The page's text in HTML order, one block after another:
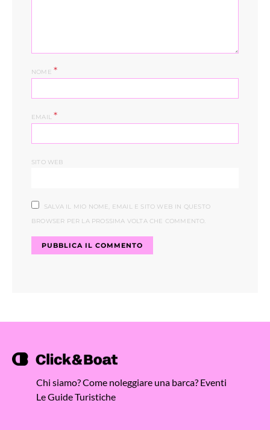
NOME *
EMAIL*
SITO WEB
SALVA IL MIO NOME, EMAIL E SITO WEB IN QUESTO
BROWSER PER LA PROSSIMA VOLTA CHE COMMENTO.
Chi siamo?Come noleggiare una barca? Eventi
Le Guide Turistiche